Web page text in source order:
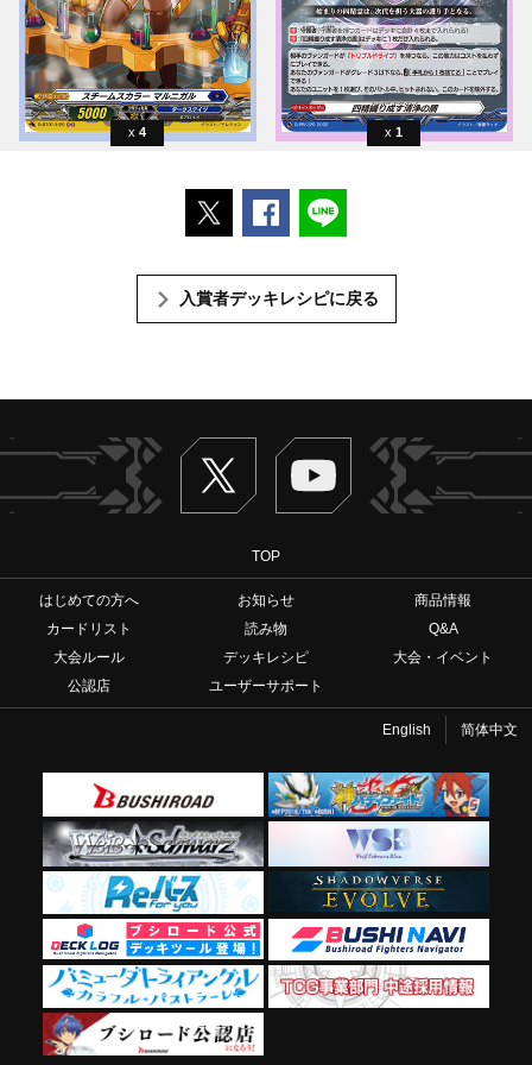
4 1
ポストするFacebookでシェアする
入賞者デッキレシピに戻る
Twitter ヴァンガードch
TOP
はじめての方へ お知らせ
商品情報
カードリスト
読み物
Q&A
大会ルール
デッキレシピ
大会・イベント
公認店
ユーザーサポート
English 简体中文